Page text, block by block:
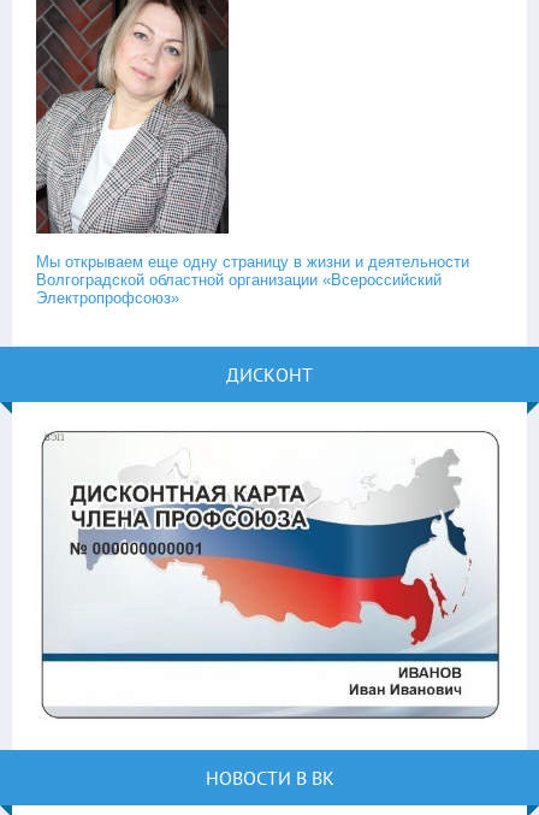
Мы открываем еще одну страницу в жизни и деятельности
Волгоградской областной организации «Всероссийский
Электропрофсоюз»
ДИСКОНТ
НОВОСТИ В ВК